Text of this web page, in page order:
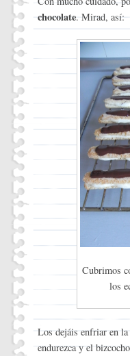
chocolate. Mirad, así:
Cubrimos
los
Los dejáis enfriar en la
endurezca y el